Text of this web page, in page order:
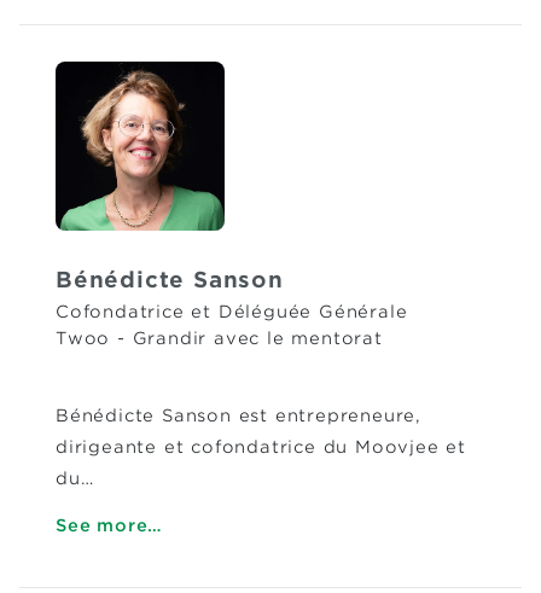
Bénédicte Sanson
Cofondatrice et Déléguée Générale
Twoo - Grandir avec le mentorat
Bénédicte Sanson est entrepreneure,
dirigeante et cofondatrice du Moovjee et
du…
See more…